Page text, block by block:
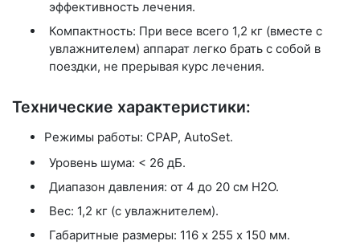
эффективность лечения.
Компактность: При весе всего 1,2 кг (вместе с
увлажнителем) аппарат легко брать с собой в
поездки, не прерывая курс лечения.
Технические характеристики:
Режимы работы: CPAP, AutoSet.
Уровень шума: < 26 дБ.
Диапазон давления: от 4 до 20 см H2O.
Вес: 1,2 кг (с увлажнителем).
Габаритные размеры: 116 х 255 х 150 мм.